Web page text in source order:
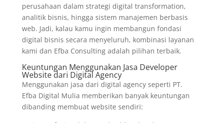
perusahaan dalam strategi digital transformation,
analitik bisnis, hingga sistem manajemen berbasis
web. Jadi, kalau kamu ingin membangun fondasi
digital bisnis secara menyeluruh, kombinasi layanan
kami dan Efba Consulting adalah pilihan terbaik.
Keuntungan Menggunakan Jasa Developer
Website dari Digital Agency
Menggunakan jasa dari digital agency seperti PT.
Efba Digital Mulia memberikan banyak keuntungan
dibanding membuat website sendiri: